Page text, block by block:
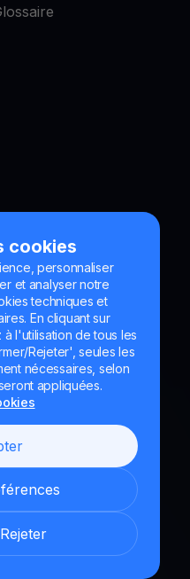
cookies
personnaliser
et analyser notre
techniques et
En cliquant sur
l'utilisation de tous les
Rejeter', seules les
nécessaires, selon
appliquées.
de développement